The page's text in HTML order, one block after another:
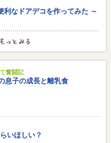
利なドアデコを作ってみた ～
奮闘記
息子の成長と離乳食
いほしい？